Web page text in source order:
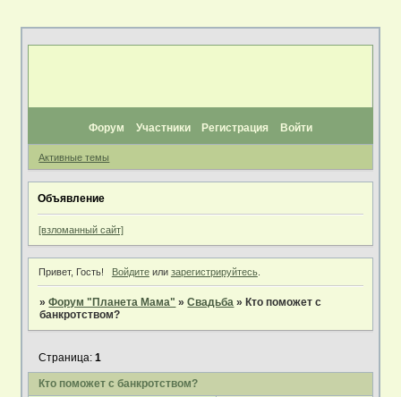
Форум Участники Регистрация Войти
Активные темы
Объявление
[взломанный сайт]
Привет, Гость! Войдитеили зарегистрируйтесь.
»Форум "Планета Мама" »Свадьба »Кто поможет с
банкротством?
Кто поможет с банкротством?
Страница:1